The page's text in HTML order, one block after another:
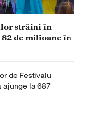
străini în
de milioane în
de Festivalul
ajunge la 687